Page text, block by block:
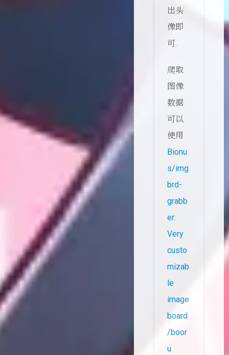
出头
像即
可.
爬取
图像
数据
可以
使用
Bionu
s/img
brd-
grabb
er:
Very
custo
mizab
le
image
board
/boor
u